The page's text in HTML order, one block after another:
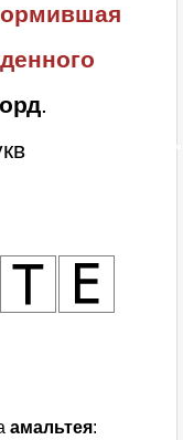
.
амальтея: